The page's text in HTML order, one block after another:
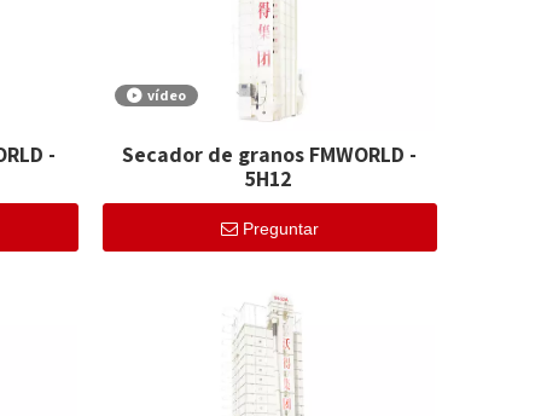
-
vídeo
Secador de granos FMWORLD -
5H12
Preguntar